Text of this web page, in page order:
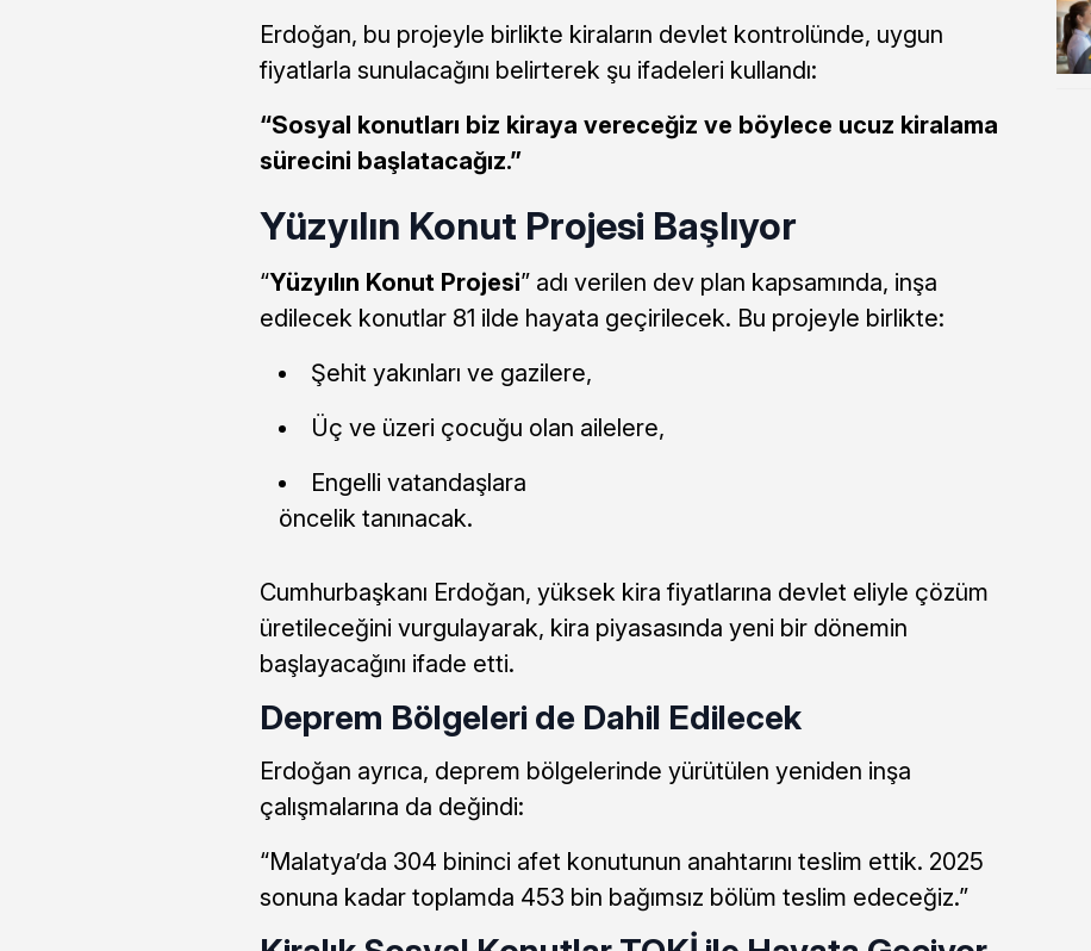
Erdoğan, bu projeyle birlikte kiraların devlet kontrolünde, uygun
fiyatlarla sunulacağını belirterek şu ifadeleri kullandı:
“Sosyal konutları biz kiraya vereceğiz ve böylece ucuz kiralama
sürecini başlatacağız.”
Yüzyılın Konut Projesi Başlıyor
“Yüzyılın Konut Projesi” adı verilen dev plan kapsamında, inşa
edilecek konutlar 81 ilde hayata geçirilecek. Bu projeyle birlikte:
Şehit yakınları ve gazilere,
Üç ve üzeri çocuğu olan ailelere,
Engelli vatandaşlara
öncelik tanınacak.
Cumhurbaşkanı Erdoğan, yüksek kira fiyatlarına devlet eliyle çözüm
üretileceğini vurgulayarak, kira piyasasında yeni bir dönemin
başlayacağını ifade etti.
Deprem Bölgeleri de Dahil Edilecek
Erdoğan ayrıca, deprem bölgelerinde yürütülen yeniden inşa
çalışmalarına da değindi:
“Malatya’da 304 bininci afet konutunun anahtarını teslim ettik. 2025
sonuna kadar toplamda 453 bin bağımsız bölüm teslim edeceğiz.”